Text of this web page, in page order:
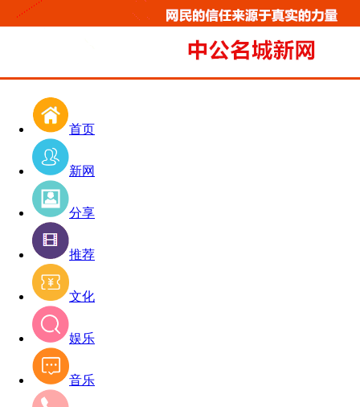
首页
新网
分享
推荐
文化
娱乐
音乐